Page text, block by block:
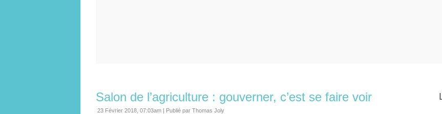
Salon de l’agriculture : gouverner, c’est se faire voir
23 Février 2018, 07:03am | Publié par Thomas Joly